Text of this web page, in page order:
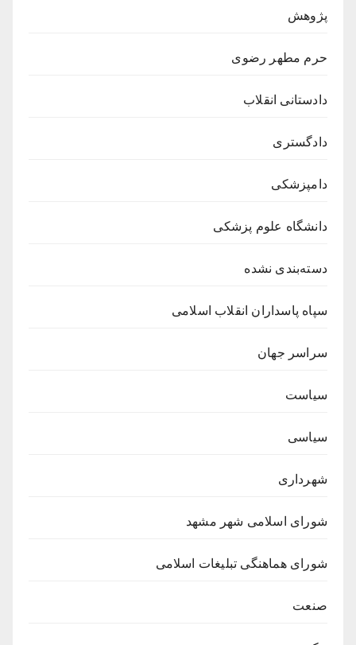
پژوهش
حرم مطهر رضوی
دادستانی انقلاب
دادگستری
دامپزشکی
دانشگاه علوم پزشکی
دسته‌بندی نشده
سپاه پاسداران انقلاب اسلامی
سراسر جهان
سیاست
سیاسی
شهرداری
شورای اسلامی شهر مشهد
شورای هماهنگی تبلیغات اسلامی
صنعت